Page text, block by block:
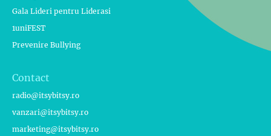
Gala Lideri pentru Liderasi
1uniFEST
Prevenire Bullying
Contact
radio@itsybitsy.ro
vanzari@itsybitsy.ro
marketing@itsybitsy.ro